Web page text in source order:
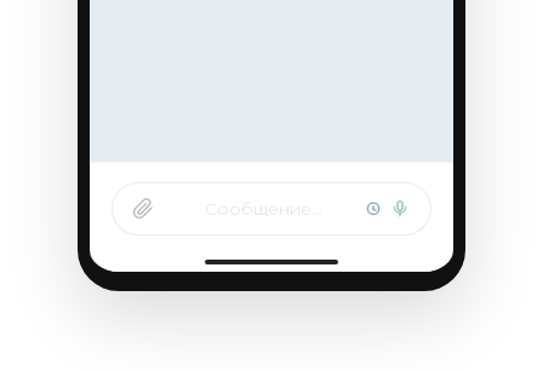
Сообщение…